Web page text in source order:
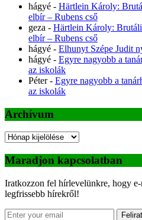
hágyé - Härtlein Károly:
elbír – Rubens cső
geza - Härtlein Károly:
elbír – Rubens cső
hágyé - Elhunyt Szépe Judit
hágyé - Egyre nagyobb a
az iskolák
Péter- Egyre nagyobb a
az iskolák
Archívum
Archívum
Maradjon kapcsolatban
Iratkozzon fel hírlevelünkre, hogy e-
legfrissebb hírekről!